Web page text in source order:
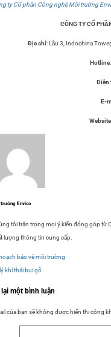
ty Cổ phần Công nghệ Môi trường
CÔNG TY CỔ
Địa chỉ: Lầu 3, Indochina
Hotline
Điện
E-
Envico
tôi trân trọng mọi ý kiến đóng góp từ
lượng thông tin cung cấp.
bảo vệ môi trường
khí thải bụi gỗ
một bình luận
của bạn sẽ không được hiển thị công